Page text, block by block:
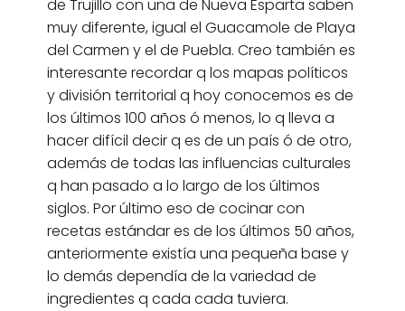
de Trujillo con una de Nueva Esparta saben
muy diferente, igual el Guacamole de Playa
del Carmen y el de Puebla. Creo también es
interesante recordar q los mapas políticos
y división territorial q hoy conocemos es de
los últimos 100 años ó menos, lo q lleva a
hacer difícil decir q es de un país ó de otro,
además de todas las influencias culturales
q han pasado a lo largo de los últimos
siglos. Por último eso de cocinar con
recetas estándar es de los últimos 50 años,
anteriormente existía una pequeña base y
lo demás dependía de la variedad de
ingredientes q cada cada tuviera.